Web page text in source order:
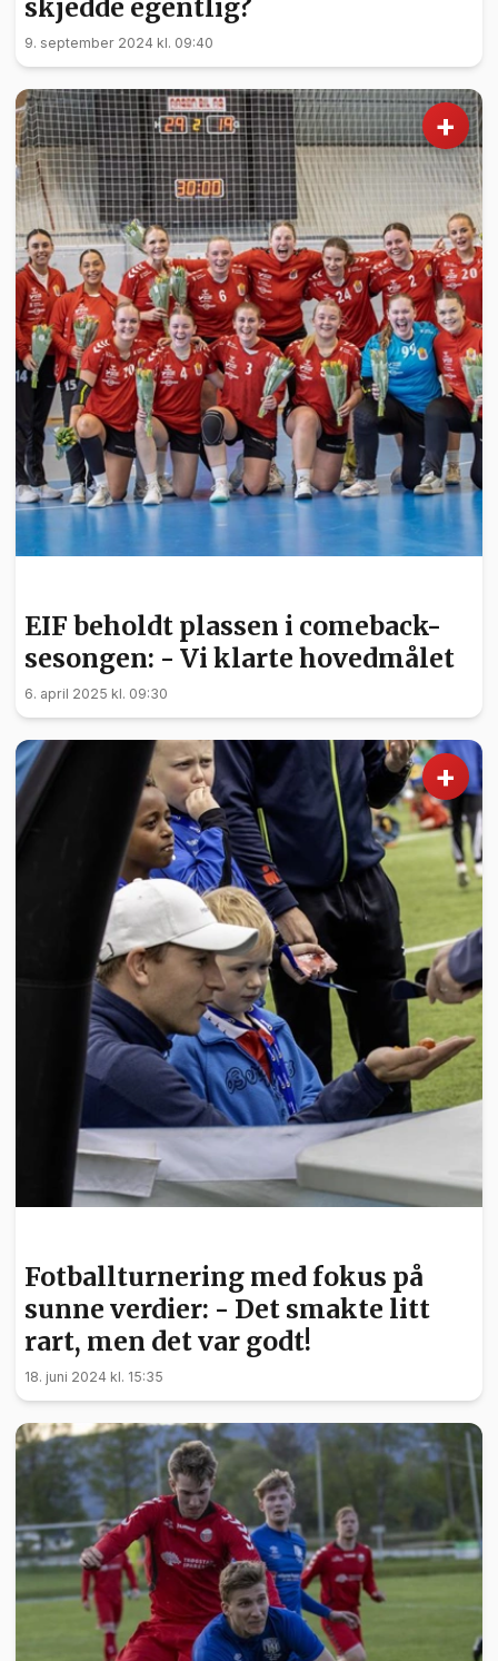
skjedde egentlig?
9. september 2024 kl. 09:40
+
EIF beholdt plassen i comeback-
sesongen: - Vi klarte hovedmålet
6. april 2025 kl. 09:30
+
Fotballturnering med fokus på
sunne verdier: - Det smakte litt
rart, men det var godt!
18. juni 2024 kl. 15:35